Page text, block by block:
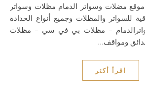
للسواتر والمظلات وجميع أنواع الحدادة
– مظلات بي في سي – مظلات
ومواقف…
اقرأ أكثر